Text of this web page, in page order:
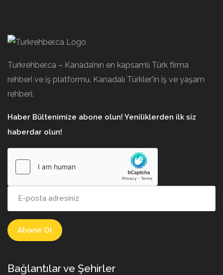
Turkrehber.ca – Kanada’nın en kapsamlı Türk firma
rehberi ve iş platformu. Kanadalı Türkler’in iş ve yaşam
rehberi.
Haber Bültenimize abone olun! Yeniliklerden ilk siz
haberdar olun!
Bağlantılar ve Şehirler